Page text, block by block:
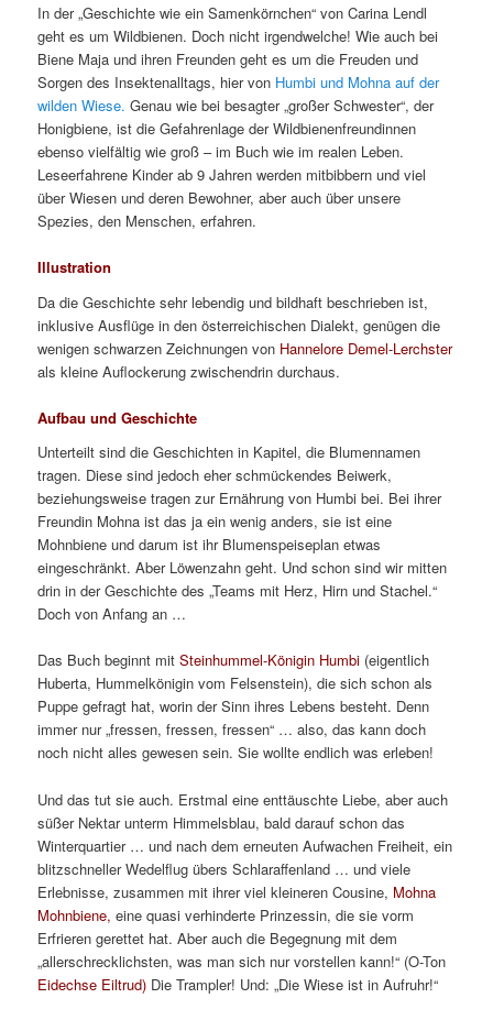
In der „Geschichte wie ein Samenkörnchen“ von Carina Lendl
geht es um Wildbienen. Doch nicht irgendwelche! Wie auch bei
Biene Maja und ihren Freunden geht es um die Freuden und
Sorgen des Insektenalltags, hier von Humbi und Mohna auf der
wilden Wiese. Genau wie bei besagter „großer Schwester“, der
Honigbiene, ist die Gefahrenlage der Wildbienenfreundinnen
ebenso vielfältig wie groß – im Buch wie im realen Leben.
Leseerfahrene Kinder ab 9 Jahren werden mitbibbern und viel
über Wiesen und deren Bewohner, aber auch über unsere
Spezies, den Menschen, erfahren.
Illustration
Da die Geschichte sehr lebendig und bildhaft beschrieben ist,
inklusive Ausflüge in den österreichischen Dialekt, genügen die
wenigen schwarzen Zeichnungen von Hannelore Demel-Lerchster
als kleine Auflockerung zwischendrin durchaus.
Aufbau und Geschichte
Unterteilt sind die Geschichten in Kapitel, die Blumennamen
tragen. Diese sind jedoch eher schmückendes Beiwerk,
beziehungsweise tragen zur Ernährung von Humbi bei. Bei ihrer
Freundin Mohna ist das ja ein wenig anders, sie ist eine
Mohnbiene und darum ist ihr Blumenspeiseplan etwas
eingeschränkt. Aber Löwenzahn geht. Und schon sind wir mitten
drin in der Geschichte des „Teams mit Herz, Hirn und Stachel.“
Doch von Anfang an …
Das Buch beginnt mitSteinhummel-Königin Humbi (eigentlich
Huberta, Hummelkönigin vom Felsenstein), die sich schon als
Puppe gefragt hat, worin der Sinn ihres Lebens besteht. Denn
immer nur „fressen, fressen, fressen“ … also, das kann doch
noch nicht alles gewesen sein. Sie wollte endlich was erleben!
Und das tut sie auch. Erstmal eine enttäuschte Liebe, aber auch
süßer Nektar unterm Himmelsblau, bald darauf schon das
Winterquartier … und nach dem erneuten Aufwachen Freiheit, ein
blitzschneller Wedelflug übers Schlaraffenland … und viele
Erlebnisse, zusammen mit ihrer viel kleineren Cousine, Mohna
Mohnbiene, eine quasi verhinderte Prinzessin, die sie vorm
Erfrieren gerettet hat. Aber auch die Begegnung mit dem
„allerschrecklichsten, was man sich nur vorstellen kann!“ (O-Ton
Eidechse Eiltrud) Die Trampler! Und: „Die Wiese ist in Aufruhr!“